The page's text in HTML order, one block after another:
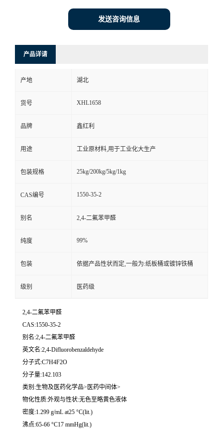
发送咨询信息
产品详请
产地 湖北
货号 XHL1658
品牌 鑫红利
用途 工业原材料,用于工业化大生产
包装规格 25kg/200kg/5kg/1kg
CAS编号 1550-35-2
别名 2,4-二氟苯甲醛
纯度 99%
包装 依据产品性状而定,一般为:纸板桶或镀锌铁桶
级别 医药级
2,4-二氟苯甲醛
CAS:1550-35-2
别名:2,4-二氟苯甲醛
英文名:2,4-Difluorobenzaldehyde
分子式:C7H4F2O
分子量:142.103
类别:生物及医药化学品>医药中间体>
物化性质:外观与性状:无色至略黄色液体
密度:1.299 g/mL at25 °C(lit.)
沸点:65-66 °C17 mmHg(lit.)